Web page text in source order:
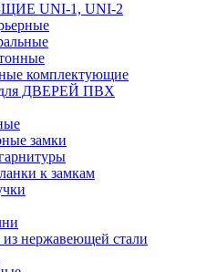
UNI-1, UNI-2
комплектующие
ДВЕРЕЙ ПВХ
замки
к замкам
из нержавеющей стали